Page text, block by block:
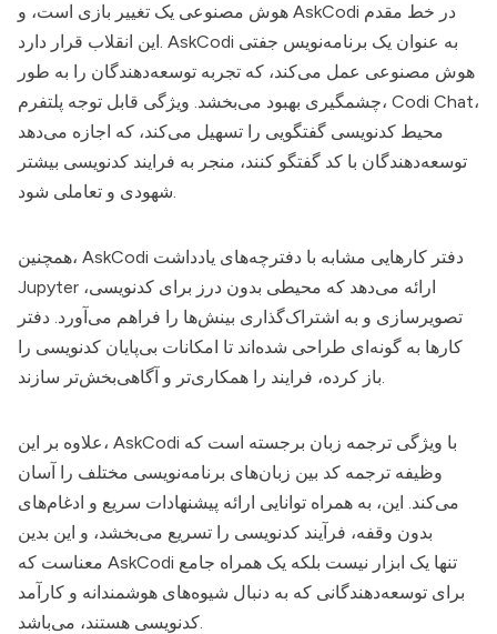
AskCodi
این انقلاب قرار دارد. AskCodi
هوش مصنوعی عمل می‌کند، که تجربه توسعه‌دهندگان را به طور
چشمگیری بهبود می‌بخشد. ویژگی قابل توجه پلتفرم، Codi Chat،
محیط کدنویسی گفتگویی را تسهیل می‌کند، که اجازه می‌دهد
توسعه‌دهندگان با کد گفتگو کنند، منجر به فرایند کدنویسی بیشتر
شهودی و تعاملی شود.
همچنین، AskCodi
Jupyter ارائه می‌دهد که محیطی بدون درز برای کدنویسی،
تصویرسازی و به اشتراک‌گذاری بینش‌ها را فراهم می‌آورد. دفتر
کارها به گونه‌ای طراحی شده‌اند تا امکانات بی‌پایان کدنویسی را
باز کرده، فرایند را همکاری‌تر و آگاهی‌بخش‌تر سازند.
علاوه بر این، AskCodi
وظیفه ترجمه کد بین زبان‌های برنامه‌نویسی مختلف را آسان
می‌کند. این، به همراه توانایی ارائه پیشنهادات سریع و ادغام‌های
بدون وقفه، فرآیند کدنویسی را تسریع می‌بخشد، و این بدین
AskCodi
برای توسعه‌دهندگانی که به دنبال شیوه‌های هوشمندانه و کارآمد
کدنویسی هستند، می‌باشد.